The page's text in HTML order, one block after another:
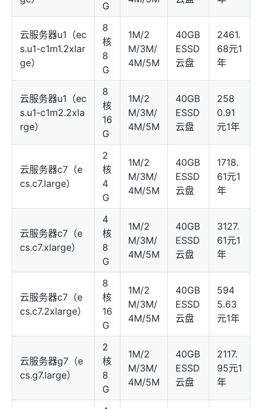
G
云服务器u1（ec
s.u1-c1m1.2xlar
ge）
8
核
8
G
1M/2
M/3M/
4M/5M
40GB
ESSD
云盘
2461.
68元1
年
云服务器u1（ec
s.u1-c1m2.2xla
rge）
8
核
16
G
1M/2
M/3M/
4M/5M
40GB
ESSD
云盘
258
0.91
元1年
云服务器c7（e
cs.c7.large）
2
核
4
G
1M/2
M/3M/
4M/5M
40GB
ESSD
云盘
1718.
61元1
年
云服务器c7（e
cs.c7.xlarge）
4
核
8
G
1M/2
M/3M/
4M/5M
40GB
ESSD
云盘
3127.
61元1
年
云服务器c7（e
cs.c7.2xlarge）
8
核
16
G
1M/2
M/3M/
4M/5M
40GB
ESSD
云盘
594
5.63
元1年
云服务器g7（e
cs.g7.large）
2
核
8
G
1M/2
M/3M/
4M/5M
40GB
ESSD
云盘
2117.
95元1
年